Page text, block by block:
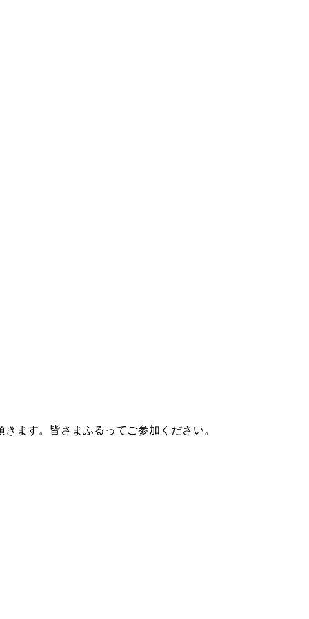
ます。皆さまふるってご参加ください。